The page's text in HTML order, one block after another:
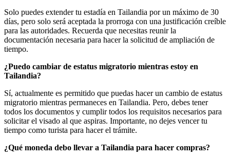
Solo puedes extender tu estadía en Tailandia por un máximo de 30
días, pero solo será aceptada la prorroga con una justificación creíble
para las autoridades. Recuerda que necesitas reunir la
documentación necesaria para hacer la solicitud de ampliación de
tiempo.
¿Puedo cambiar de estatus migratorio mientras estoy en
Tailandia?
Sí, actualmente es permitido que puedas hacer un cambio de estatus
migratorio mientras permaneces en Tailandia. Pero, debes tener
todos los documentos y cumplir todos los requisitos necesarios para
solicitar el visado al que aspiras. Importante, no dejes vencer tu
tiempo como turista para hacer el trámite.
¿Qué moneda debo llevar a Tailandia para hacer compras?